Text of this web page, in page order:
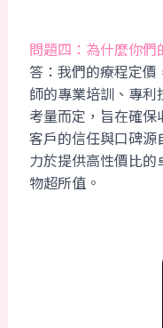
問題四：為什麼你們
答：我們的療程定
師的專業培訓、專
考量而定，旨在確保
客戶的信任與口碑
力於提供高性價比
物超所值。